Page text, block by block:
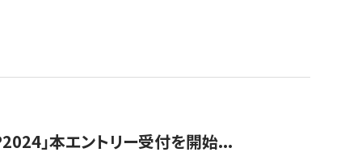
」本エントリー受付を開始...